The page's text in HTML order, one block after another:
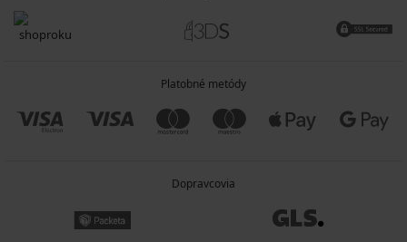
Platobné metódy
Dopravcovia